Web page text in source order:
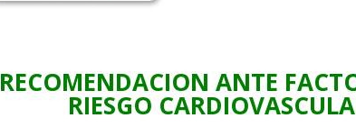
RECOMENDACION ANTE
RIESGO